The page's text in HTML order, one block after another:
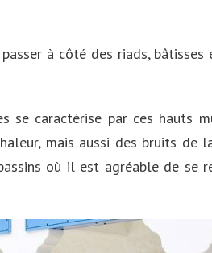
à côté des riads,
se caractérise par ces hauts
mais aussi des bruits de
où il est agréable de se